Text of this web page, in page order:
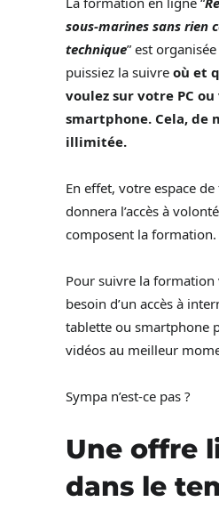
sous-marines sans rien
technique” est
puissiez la suivre où et
voulez sur votre PC
smartphone. Cela, de
illimitée.
En effet, votre espace
donnera l’accès à
composent la formation.
Pour suivre la formation
besoin d’un accès à
tablette ou smartphone
vidéos au meilleur
Sympa n’est-ce pas ?
Une offre
dans le